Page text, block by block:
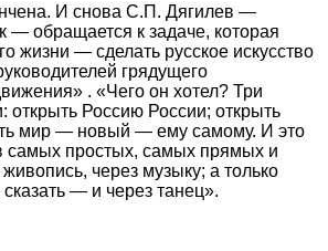
И снова С.П. Дягилев —
— обращается к задаче, которая
жизни — сделать русское искусство
грядущего
. «Чего он хотел? Три
Россию России; открыть
мир — новый — ему самому. И это
самых простых, самых прямых и
через музыку; а только
— и через танец».